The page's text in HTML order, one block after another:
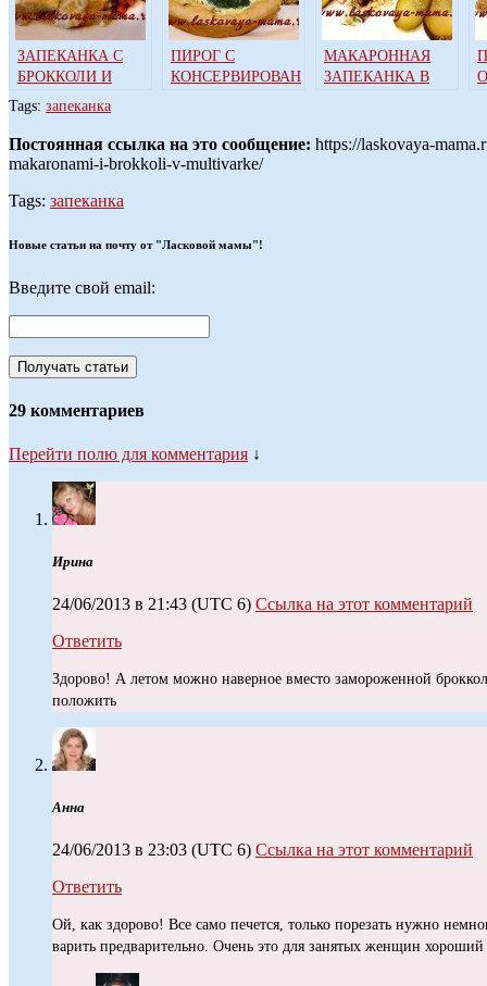
ЗАПЕКАНКА С
БРОККОЛИ И
ЦВЕТНОЙ
КАПУСТОЙ В
МУЛЬТИВАРКЕ
ПИРОГ С
КОНСЕРВИРОВАННОЙ
МУЛЬТИВАРКЕ
МАКАРОННАЯ
ЗАПЕКАНКА В
Tags: запеканка
Постоянная ссылка на это сообщение: https://laskovaya-
makaronami-i-brokkoli-v-multivarke/
Tags: запеканка
Новые статьи на почту от "Ласковой мамы"!
Введите свой email:
29 комментариев
Перейти полю для комментария ↓
Ирина
24/06/2013 в 21:43 (UTC 6) Ссылка на этот комментарий
Ответить
Здорово! А летом можно наверное вместо замороженной
положить
Анна
24/06/2013 в 23:03 (UTC 6) Ссылка на этот комментарий
Ответить
Ой, как здорово! Все само печется, только порезать нужно
варить предварительно. Очень это для занятых женщин хороший